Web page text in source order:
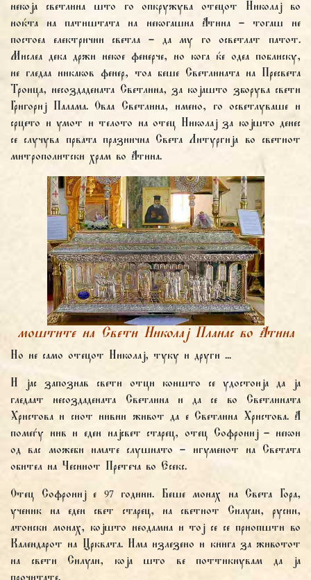
некоја светлина што го опкружува отецот Николај во
ноќта на патиштата на некогашна Атина – тогаш не
постоеа електрични светла – да му го осветлат патот.
Мислеа дека држи некое фенерче, но кога ќе одеа поблиску,
не гледаа никаков фенер, тоа беше Светлината на Пресвета
Троица, несоздадената Светлина, за којашто зборува свети
Григориј Палама. Оваа Светлина, имено, го осветлуваше и
срцето и умот и телото на отец Николај за којшто денес
се случува првата празнична Света Литургија во светиот
митрополитски храм во Атина.
моштите на Свети Николај Планас во Атина
Но не само отецот Николај, туку и други ...
И јас запознав свети отци коишто се удостоија да ја
гледаат несоздадената Светлина и да се во Светлината
Христова и сиот нивни живот да е Светлина Христова. А
помеѓу нив и еден најсвет старец, отец Софрониј – некои
од вас можеби имате слушнато – игуменот на Светата
обител на Чесниот Претеча во Есекс.
Отец Софрониј е 97 години. Беше монах на Света Гора,
ученик на еден свет старец, на светиот Силуан, русин,
атонски монах, којшто неодамна и тој се се приопшти во
Календарот на Црквата. Има излезено и книга за животот
на свети Силуан, која што ве поттикнувам да ја